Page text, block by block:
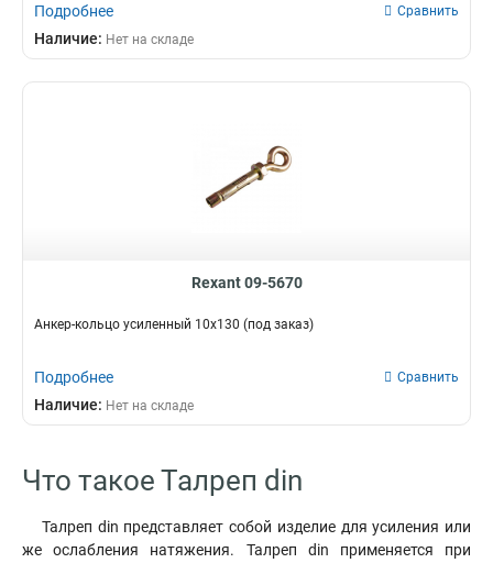
Подробнее Сравнить
Наличие: Нет на складе
Rexant 09-5670
Анкер-кольцо усиленный 10х130 (под заказ)
Подробнее Сравнить
Наличие: Нет на складе
Что такое Талреп din
Талреп din представляет собой изделие для усиления или
же ослабления натяжения. Талреп din применяется при